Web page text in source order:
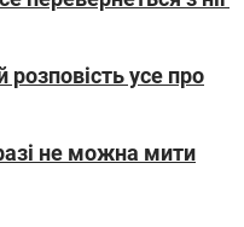
усе про
не можна мити